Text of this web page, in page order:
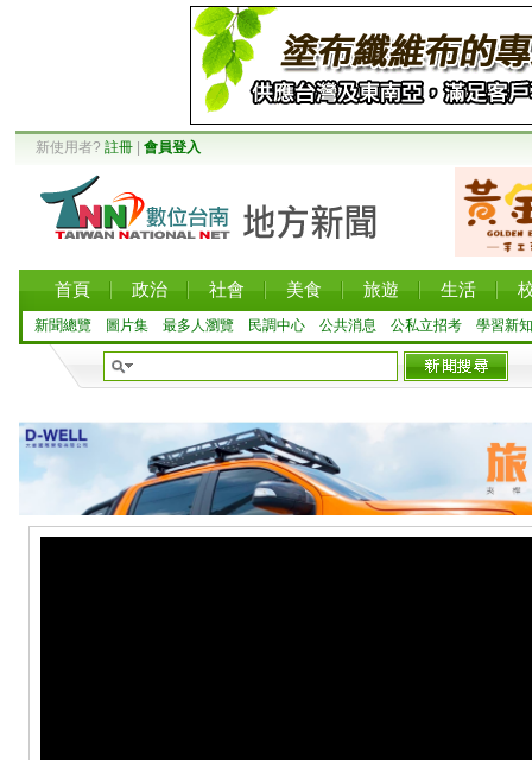
新使用者? 註冊 會員登入
首頁 政治 社會 美食 旅遊 生活
新聞總覽 圖片集 最多人瀏覽 民調中心 公共消息 公私立招考 學習新知